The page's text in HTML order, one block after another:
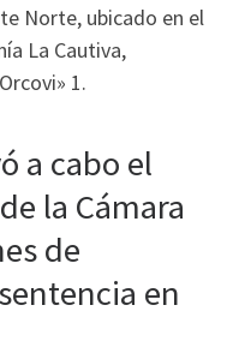
Norte, ubicado en el
La Cautiva,
1.
a cabo el
la Cámara
de
en